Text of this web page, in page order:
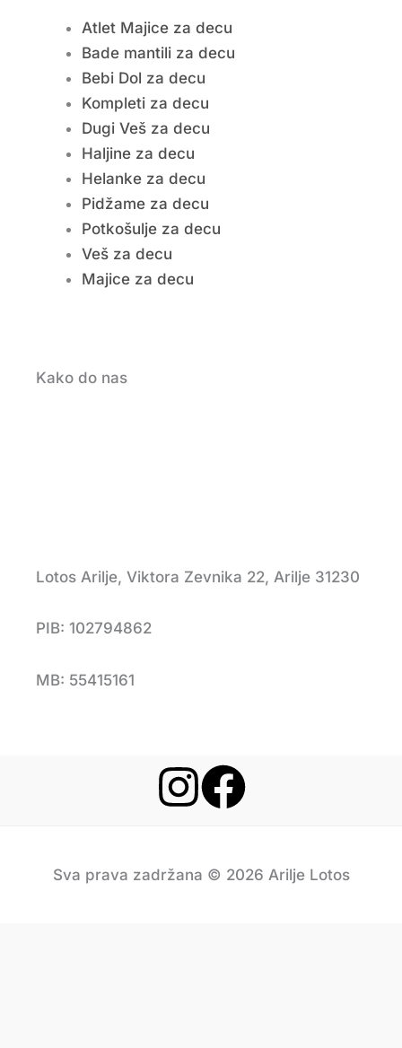
Atlet Majice za decu
Bade mantili za decu
Bebi Dol za decu
Kompleti za decu
Dugi Veš za decu
Haljine za decu
Helanke za decu
Pidžame za decu
Potkošulje za decu
Veš za decu
Majice za decu
Kako do nas
Lotos Arilje, Viktora Zevnika 22, Arilje 31230
PIB: 102794862
MB: 55415161
Sva prava zadržana © 2026 Arilje Lotos